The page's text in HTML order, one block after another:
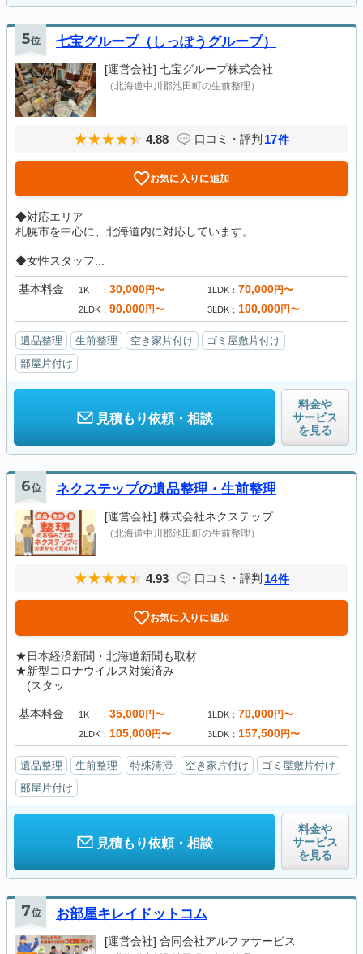
5位 七宝グループ（しっぽうグループ）
[運営会社] 七宝グループ株式会社
（北海道中川郡池田町の生前整理）
4.88 口コミ・評判 17件
お気に入りに追加
◆対応エリア
札幌市を中心に、北海道内に対応しています。
◆女性スタッフ...
基本料金 1K 30,000円〜 1LDK 70,000円〜
2LDK 90,000円〜 3LDK 100,000円〜
遺品整理 生前整理 空き家片付け
ゴミ屋敷片付け
部屋片付け
見積もり依頼・相談
料金や
サービス
を見る
6位 ネクステップの遺品整理・生前整理
[運営会社] 株式会社ネクステップ
（北海道中川郡池田町の生前整理）
4.93 口コミ・評判 14件
お気に入りに追加
★日本経済新聞・北海道新聞も取材
★新型コロナウイルス対策済み
(スタッ...
基本料金 1K 35,000円〜 1LDK 70,000円〜
2LDK 105,000円〜 3LDK 157,500円〜
遺品整理 生前整理 特殊清掃 空き家片付け
ゴミ屋敷片付け
部屋片付け
見積もり依頼・相談
料金や
サービス
を見る
7位 お部屋キレイドットコム
[運営会社] 合同会社アルファサービス